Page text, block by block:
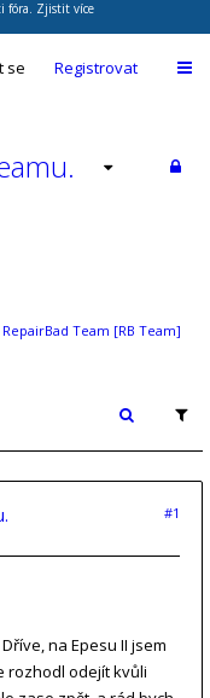
fóra. Zjistit více
se Registrovat
RepairBad Team [RB Team]
#1
Dříve, na Epesu II jsem
rozhodl odejít kvůli